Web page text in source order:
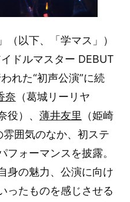
」（以下、「学マス」）
ドルマスター DEBUT
れた“初声公演”に続
奈 （葛城リーリヤ
役）、 薄井友里 （姫崎
囲気のなか、初ステ
フォーマンスを披露。
身の魅力、公演に向け
ったものを感じさせる